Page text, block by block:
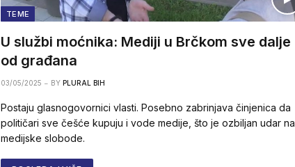
TEME
U službi moćnika: Mediji u Brčkom sve dalje
od građana
03/05/2025 BY PLURAL BIH
Postaju glasnogovornici vlasti. Posebno zabrinjava činjenica da
političari sve češće kupuju i vode medije, što je ozbiljan udar na
medijske slobode.